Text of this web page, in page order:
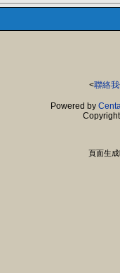
<聯絡
Powered by
頁面生